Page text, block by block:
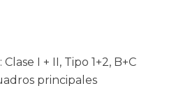
I + II, Tipo 1+2, B+C
principales